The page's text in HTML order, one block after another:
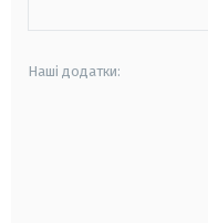
Наші додатки: